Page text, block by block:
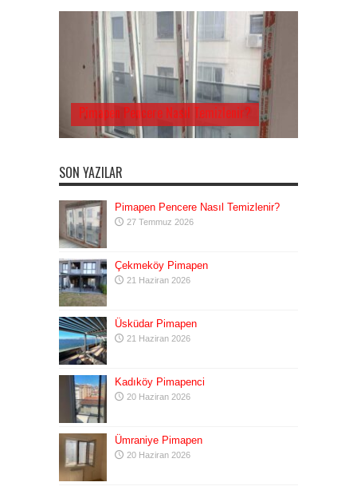
Pimapen Pencere Nasıl Temizlenir?
SON YAZILAR
Pimapen Pencere Nasıl Temizlenir?
27 Temmuz 2026
Çekmeköy Pimapen
21 Haziran 2026
Üsküdar Pimapen
21 Haziran 2026
Kadıköy Pimapenci
20 Haziran 2026
Ümraniye Pimapen
20 Haziran 2026